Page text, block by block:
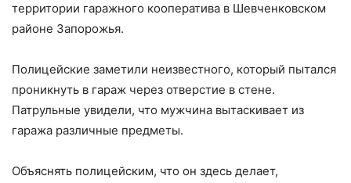
территории гаражного кооператива в Шевченковском
районе Запорожья.
Полицейские заметили неизвестного, который пытался
проникнуть в гараж через отверстие в стене.
Патрульные увидели, что мужчина вытаскивает из
гаража различные предметы.
Объяснять полицейским, что он здесь делает,